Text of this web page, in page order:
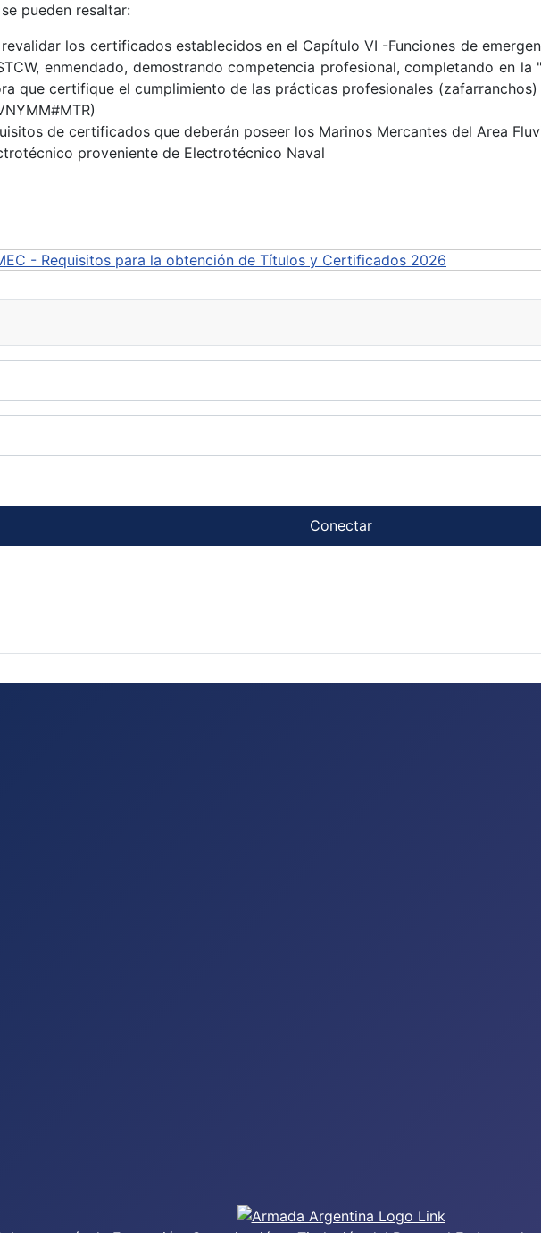
pueden resaltar:
los certificados establecidos en el Capítulo VI -Funciones de
enmendado, demostrando competencia profesional, completando en
que certifique el cumplimiento de las prácticas profesionales
de certificados que deberán poseer los Marinos Mercantes del Area
proveniente de Electrotécnico Naval
- Requisitos para la obtención de Títulos y Certificados 2026
Conectar